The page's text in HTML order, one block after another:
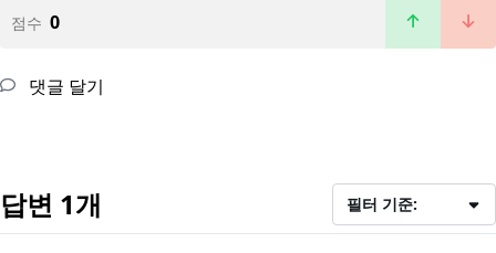
점수 0
댓글 달기
답변 1개 필터 기준: